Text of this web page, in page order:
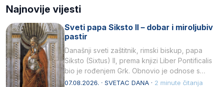
Najnovije vijesti
Sveti papa Siksto II – dobar i miroljubiv
pastir
Današnji sveti zaštitnik, rimski biskup, papa
Siksto (Sixtus) II, prema knjizi Liber Pontificalis
bio je rođenjem Grk. Obnovio je odnose s
afričkim…
07.08.2026. · SVETAC DANA · 2 minute čitanja